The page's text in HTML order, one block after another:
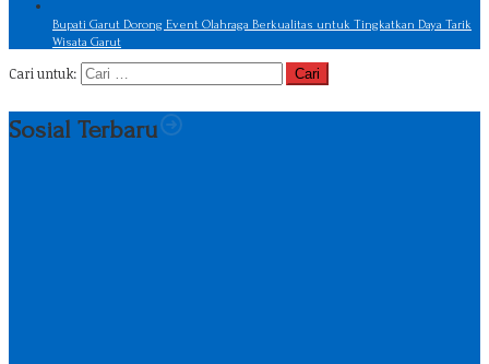
Bupati Garut Dorong Event Olahraga Berkualitas untuk Tingkatkan Daya Tarik
Wisata Garut
Cari untuk:
Sosial Terbaru